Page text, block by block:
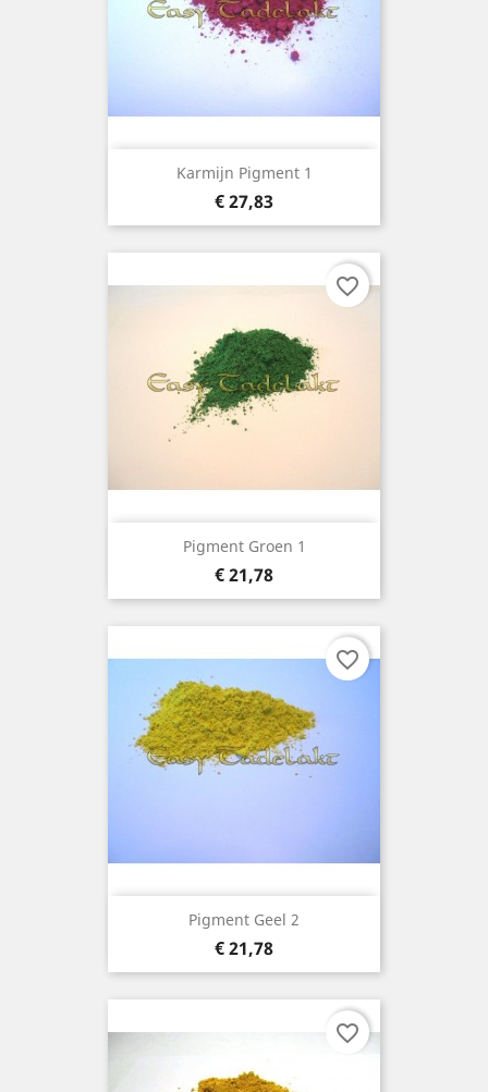
Karmijn Pigment 1
Prijs
€ 27,83
Pigment Groen 1
Prijs
€ 21,78
favorite_border
Pigment Geel 2
Prijs
€ 21,78
favorite_border
favorite_border